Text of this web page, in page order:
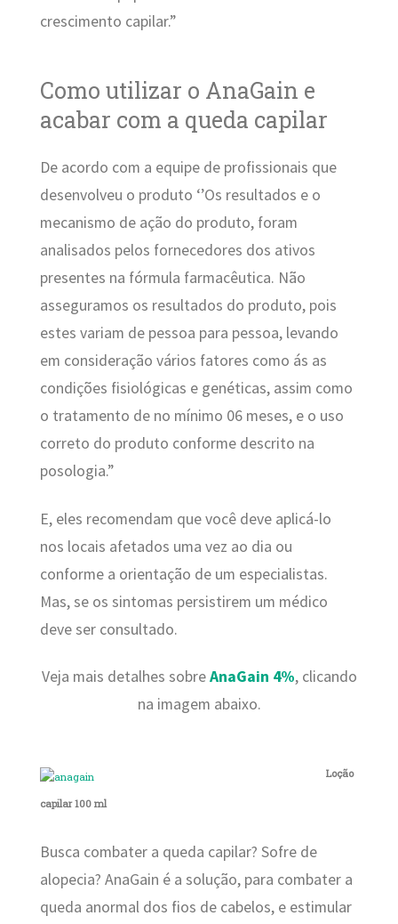
crescimento capilar.”
Como utilizar o AnaGain e
acabar com a queda capilar
De acordo com a equipe de profissionais que
desenvolveu o produto ‘’Os resultados e o
mecanismo de ação do produto, foram
analisados pelos fornecedores dos ativos
presentes na fórmula farmacêutica. Não
asseguramos os resultados do produto, pois
estes variam de pessoa para pessoa, levando
em consideração vários fatores como ás as
condições fisiológicas e genéticas, assim como
o tratamento de no mínimo 06 meses, e o uso
correto do produto conforme descrito na
posologia.”
E, eles recomendam que você deve aplicá-lo
nos locais afetados uma vez ao dia ou
conforme a orientação de um especialistas.
Mas, se os sintomas persistirem um médico
deve ser consultado.
Veja mais detalhes sobreAnaGain 4%, clicando
na imagem abaixo.
Loção
capilar 100 ml
Busca combater a queda capilar? Sofre de
alopecia? AnaGain é a solução, para combater a
queda anormal dos fios de cabelos, e estimular